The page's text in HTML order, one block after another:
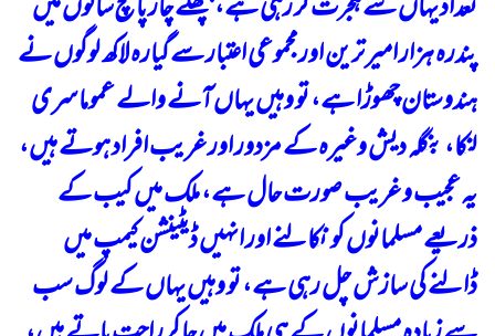
پندرہ ہزار امیر ترین اور مجموعی اعتبار سے گیارہ لاکھ لوگوں نے
ہندوستان چھوڑا ہے، تو وہیں یہاں آنے والے عموما سری
لنکا، بنگلہ دیش وغیرہ کے مزدور اور غریب افراد ہوتے ہیں،
یہ عجیب و غریب صورت حال ہے، ملک میں کیب کے
ذریعے مسلمانوں کو نکالنے اور انہیں ڈیٹینشن کیمپ میں
ڈالنے کی سازش چل رہی ہے، تو وہیں یہاں کے لوگ سب